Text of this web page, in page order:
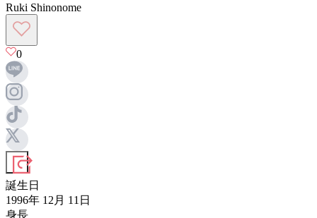
Ruki Shinonome
0
誕生日
1996年 12月 11日
身長